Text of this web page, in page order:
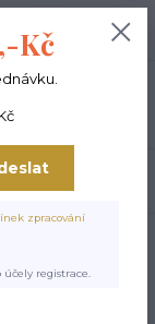
0,00 Kč
DANCER malina s
Kč
zpracování
účely registrace.